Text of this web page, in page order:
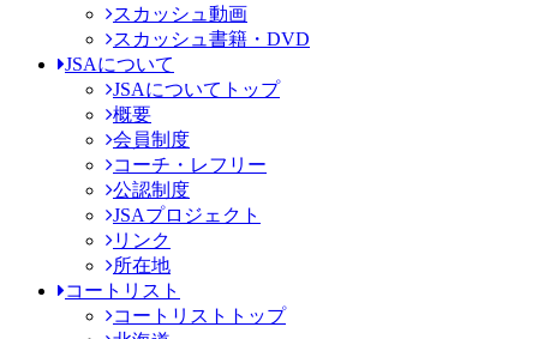
スカッシュ動画
スカッシュ書籍・DVD
JSAについて
JSAについてトップ
概要
会員制度
コーチ・レフリー
公認制度
JSAプロジェクト
リンク
所在地
コートリスト
コートリストトップ